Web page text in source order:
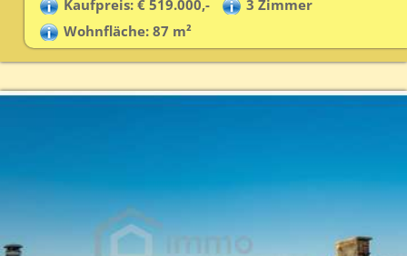
Kaufpreis: € 519.000,-
3 Zimmer
Wohnfläche: 87 m²